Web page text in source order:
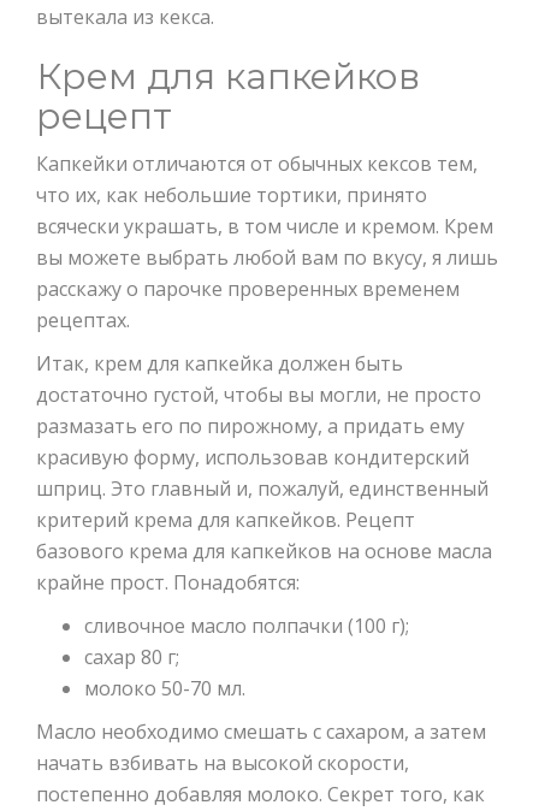
вытекала из кекса.
Крем для капкейков
рецепт
Капкейки отличаются от обычных кексов тем,
что их, как небольшие тортики, принято
всячески украшать, в том числе и кремом. Крем
вы можете выбрать любой вам по вкусу, я лишь
расскажу о парочке проверенных временем
рецептах.
Итак, крем для капкейка должен быть
достаточно густой, чтобы вы могли, не просто
размазать его по пирожному, а придать ему
красивую форму, использовав кондитерский
шприц. Это главный и, пожалуй, единственный
критерий крема для капкейков. Рецепт
базового крема для капкейков на основе масла
крайне прост. Понадобятся:
сливочное масло полпачки (100 г);
сахар 80 г;
молоко 50-70 мл.
Масло необходимо смешать с сахаром, а затем
начать взбивать на высокой скорости,
постепенно добавляя молоко. Секрет того, как